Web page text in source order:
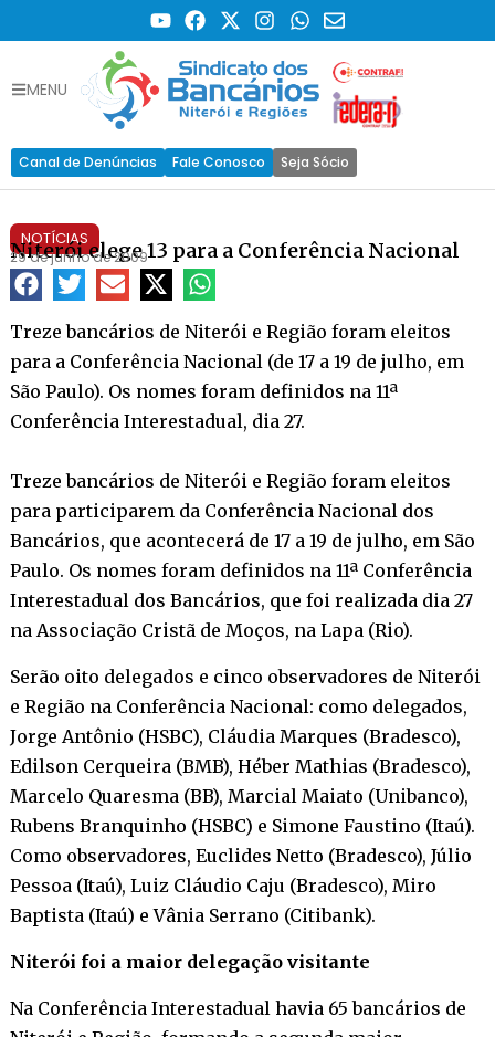
MENU
Canal de Denúncias Fale Conosco Seja Sócio
NOTÍCIAS
Niterói elege 13 para a Conferência Nacional
29 de junho de 2009
Treze bancários de Niterói e Região foram eleitos
para a Conferência Nacional (de 17 a 19 de julho, em
São Paulo). Os nomes foram definidos na 11ª
Conferência Interestadual, dia 27.
Treze bancários de Niterói e Região foram eleitos
para participarem da Conferência Nacional dos
Bancários, que acontecerá de 17 a 19 de julho, em São
Paulo. Os nomes foram definidos na 11ª Conferência
Interestadual dos Bancários, que foi realizada dia 27
na Associação Cristã de Moços, na Lapa (Rio).
Serão oito delegados e cinco observadores de Niterói
e Região na Conferência Nacional: como delegados,
Jorge Antônio (HSBC), Cláudia Marques (Bradesco),
Edilson Cerqueira (BMB), Héber Mathias (Bradesco),
Marcelo Quaresma (BB), Marcial Maiato (Unibanco),
Rubens Branquinho (HSBC) e Simone Faustino (Itaú).
Como observadores, Euclides Netto (Bradesco), Júlio
Pessoa (Itaú), Luiz Cláudio Caju (Bradesco), Miro
Baptista (Itaú) e Vânia Serrano (Citibank).
Niterói foi a maior delegação visitante
Na Conferência Interestadual havia 65 bancários de